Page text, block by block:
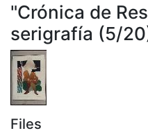
"Crónica de
serigrafía (5/
Files